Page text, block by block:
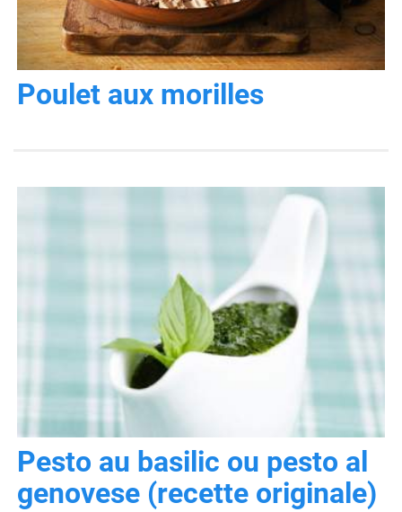
Poulet aux morilles
Pesto au basilic ou pesto al
genovese (recette originale)